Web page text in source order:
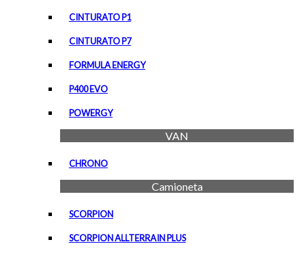
CINTURATO P1
CINTURATO P7
FORMULA ENERGY
P400 EVO
POWERGY
VAN
CHRONO
Camioneta
SCORPION
SCORPION ALLTERRAIN PLUS